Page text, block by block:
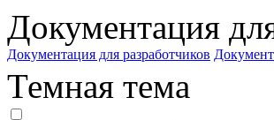
Документация
Документация для разработчиков
Темная тема